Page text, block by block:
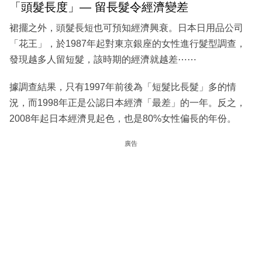
「頭髮長度」— 留長髮令經濟變差
裙擺之外，頭髮長短也可預知經濟興衰。日本日用品公司
「花王」，於1987年起對東京銀座的女性進行髮型調查，
發現越多人留短髮，該時期的經濟就越差⋯⋯
據調查結果，只有1997年前後為「短髮比長髮」多的情
況，而1998年正是公認日本經濟「最差」的一年。反之，
2008年起日本經濟見起色，也是80%女性偏長的年份。
廣告